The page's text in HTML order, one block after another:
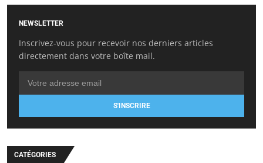
NEWSLETTER
Inscrivez-vous pour recevoir nos derniers articles
directement dans votre boîte mail.
S'INSCRIRE
CATÉGORIES